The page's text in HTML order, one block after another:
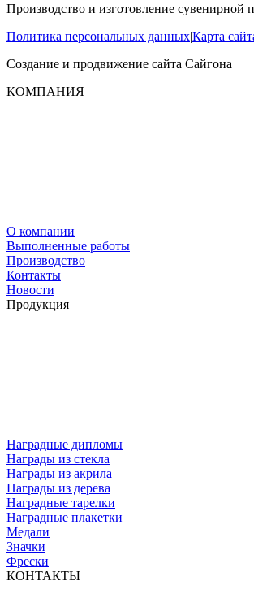
Производство и изготовление сувенирной
Политика персональных данных|Карта
Создание и продвижение сайта Сайгона
КОМПАНИЯ
О компании
Выполненные работы
Производство
Контакты
Новости
Продукция
Наградные дипломы
Награды из стекла
Награды из акрила
Награды из дерева
Наградные тарелки
Наградные плакетки
Медали
Значки
Фрески
КОНТАКТЫ